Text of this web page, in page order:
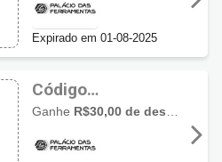
Expirado em 01-08-2025
Código
promocional
Ferramentas com
Ganhe R$30,00 de desconto em compras acima de R$199 em produtos Tramontina